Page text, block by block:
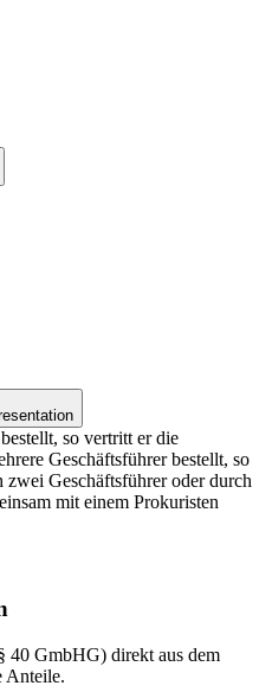
so vertritt er die
Geschäftsführer bestellt, so
Geschäftsführer oder durch
mit einem Prokuristen
40 GmbHG) direkt aus dem
Anteile.